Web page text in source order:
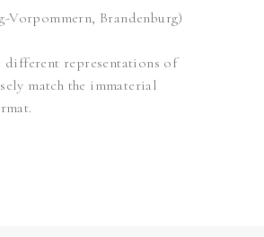
Vorpommern, Brandenburg)
different representations of
match the immaterial